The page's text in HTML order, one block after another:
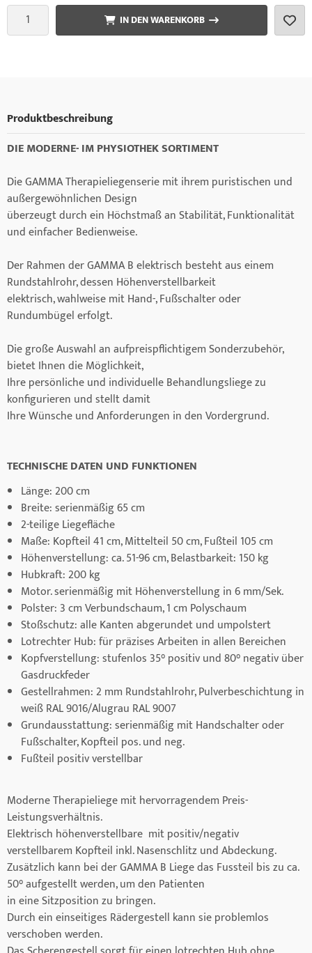
IN DEN WARENKORB
Produktbeschreibung
DIE MODERNE- IM PHYSIOTHEK SORTIMENT
Die GAMMA Therapieliegenserie mit ihrem puristischen und
außergewöhnlichen Design
überzeugt durch ein Höchstmaß an Stabilität, Funktionalität
und einfacher Bedienweise.
Der Rahmen der GAMMA B elektrisch besteht aus einem
Rundstahlrohr, dessen Höhenverstellbarkeit
elektrisch, wahlweise mit Hand-, Fußschalter oder
Rundumbügel erfolgt.
Die große Auswahl an aufpreispflichtigem Sonderzubehör,
bietet Ihnen die Möglichkeit,
Ihre persönliche und individuelle Behandlungsliege zu
konfigurieren und stellt damit
Ihre Wünsche und Anforderungen in den Vordergrund.
TECHNISCHE DATEN UND FUNKTIONEN
Länge: 200 cm
Breite: serienmäßig 65 cm
2-teilige Liegefläche
Maße: Kopfteil 41 cm, Mittelteil 50 cm, Fußteil 105 cm
Höhenverstellung: ca. 51-96 cm, Belastbarkeit: 150 kg
Hubkraft: 200 kg
Motor. serienmäßig mit Höhenverstellung in 6 mm/Sek.
Polster: 3 cm Verbundschaum, 1 cm Polyschaum
Stoßschutz: alle Kanten abgerundet und umpolstert
Lotrechter Hub: für präzises Arbeiten in allen Bereichen
Kopfverstellung: stufenlos 35° positiv und 80° negativ über
Gasdruckfeder
Gestellrahmen: 2 mm Rundstahlrohr, Pulverbeschichtung in
weiß RAL 9016/Alugrau RAL 9007
Grundausstattung: serienmäßig mit Handschalter oder
Fußschalter, Kopfteil pos. und neg.
Fußteil positiv verstellbar
Moderne Therapieliege mit hervorragendem Preis-
Leistungsverhältnis.
Elektrisch höhenverstellbare mit positiv/negativ
verstellbarem Kopfteil inkl. Nasenschlitz und Abdeckung.
Zusätzlich kann bei der GAMMA B Liege das Fussteil bis zu ca.
50° aufgestellt werden, um den Patienten
in eine Sitzposition zu bringen.
Durch ein einseitiges Rädergestell kann sie problemlos
verschoben werden.